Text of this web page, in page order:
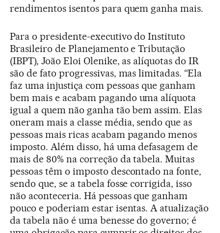
rendimentos isentos para quem ganha mais.
Para o presidente-executivo do Instituto
Brasileiro de Planejamento e Tributação
(IBPT), João Eloi Olenike, as alíquotas do IR
são de fato progressivas, mas limitadas. “Ela
faz uma injustiça com pessoas que ganham
bem mais e acabam pagando uma alíquota
igual a quem não ganha tão bem assim. Elas
oneram mais a classe média, sendo que as
pessoas mais ricas acabam pagando menos
imposto. Além disso, há uma defasagem de
mais de 80% na correção da tabela. Muitas
pessoas têm o imposto descontado na fonte,
sendo que, se a tabela fosse corrigida, isso
não aconteceria. Há pessoas que ganham
pouco e poderiam estar isentas. A atualização
da tabela não é uma benesse do governo; é